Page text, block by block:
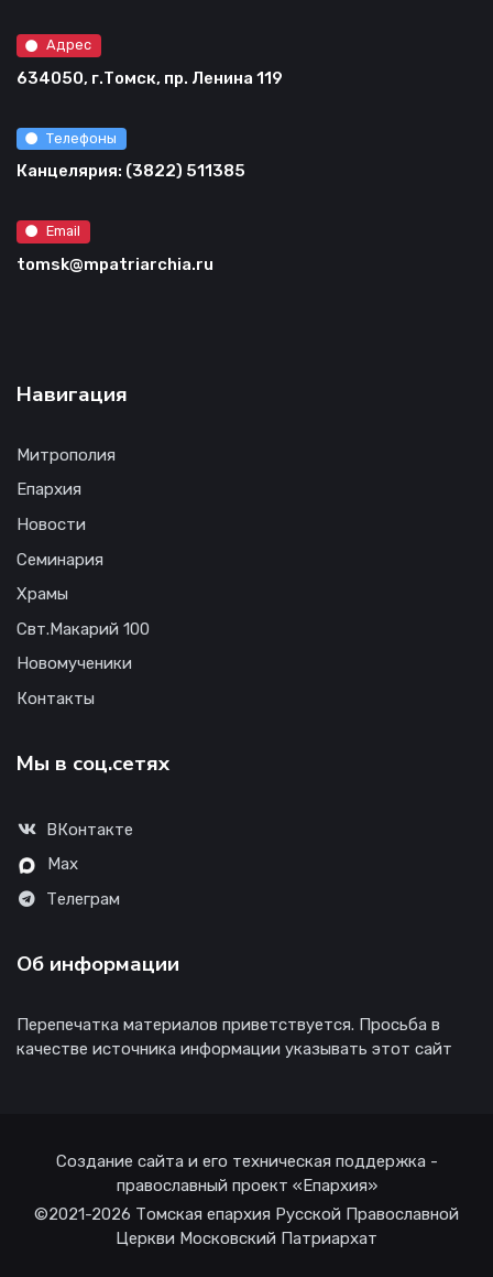
Адрес
634050, г.Томск, пр. Ленина 119
Телефоны
Канцелярия: (3822) 511385
Email
tomsk@mpatriarchia.ru
Навигация
Митрополия
Епархия
Новости
Семинария
Храмы
Свт.Макарий 100
Новомученики
Контакты
Мы в соц.сетях
ВКонтакте
Max
Телеграм
Об информации
Перепечатка материалов приветствуется. Просьба в
качестве источника информации указывать этот сайт
Создание сайта и его техническая поддержка -
православный проект «Епархия»
©2021-2026 Томская епархия Русской Православной
Церкви Московский Патриархат